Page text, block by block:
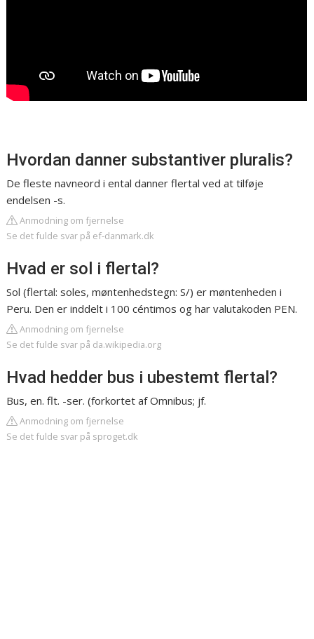
Hvordan danner substantiver pluralis?
De fleste navneord i ental danner flertal ved at tilføje
endelsen -s.
Anmodning om fjernelse
Se det fulde svar på ef-danmark.dk
Hvad er sol i flertal?
Sol (flertal: soles, møntenhedstegn: S/) er møntenheden i
Peru. Den er inddelt i 100 céntimos og har valutakoden PEN.
Anmodning om fjernelse
Se det fulde svar på da.wikipedia.org
Hvad hedder bus i ubestemt flertal?
Bus, en. flt. -ser. (forkortet af Omnibus; jf.
Anmodning om fjernelse
Se det fulde svar på sproget.dk